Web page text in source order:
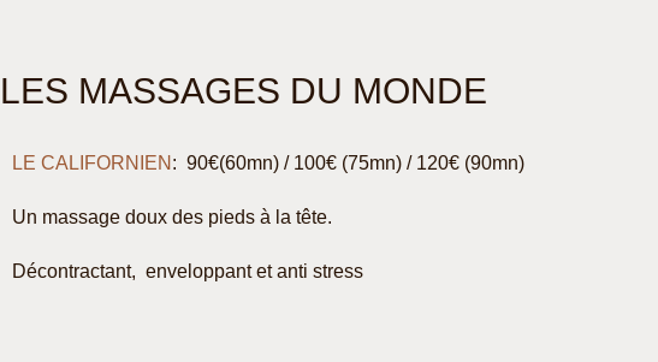
LES MASSAGES DU MONDE
LE CALIFORNIEN : 90€(60mn) / 100€ (75mn) / 120€ (90mn)
Un massage doux des pieds à la tête.
Décontractant, enveloppant et anti stress